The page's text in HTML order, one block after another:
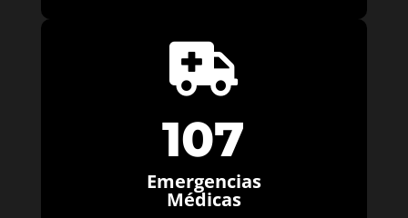

107
Emergencias
Médicas